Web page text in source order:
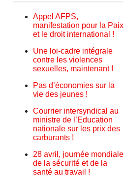
Appel AFPS,
manifestation pour la Paix
et le droit international !
Une loi-cadre intégrale
contre les violences
sexuelles, maintenant !
Pas d’économies sur la
vie des jeunes !
Courrier intersyndical au
ministre de l’Education
nationale sur les prix des
carburants !
28 avril, journée mondiale
de la sécurité et de la
santé au travail !